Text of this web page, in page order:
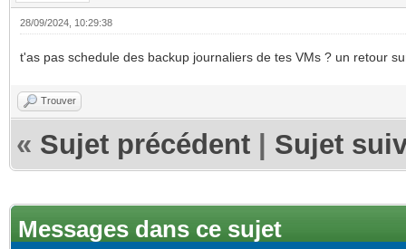
28/09/2024, 10:29:38
t'as pas schedule des backup journaliers de tes VMs ? un retour
Trouver
« Sujet précédent Sujet
Messages dans ce sujet